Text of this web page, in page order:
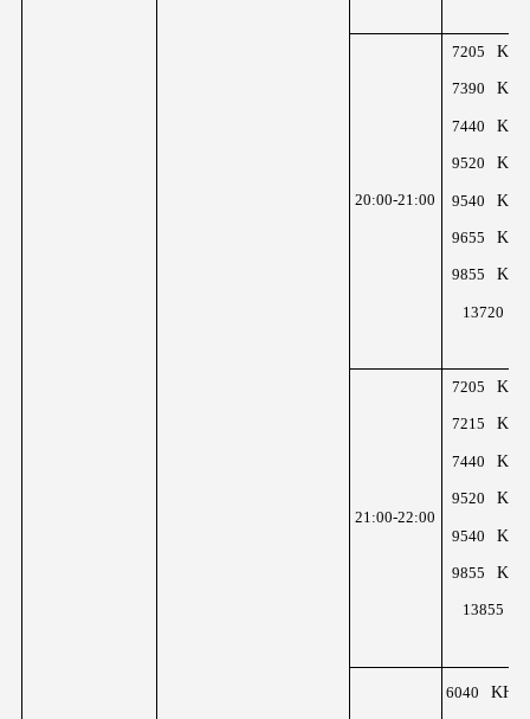
20:00-21:00
7205 KHz
7390 KHz
7440 KHz
9520 KHz
9540 KHz
9655 KHz
9855 KHz
13720
21:00-22:00
7205 KHz
7215 KHz
7440 KHz
9520 KHz
9540 KHz
9855 KHz
13855
6040 KHz